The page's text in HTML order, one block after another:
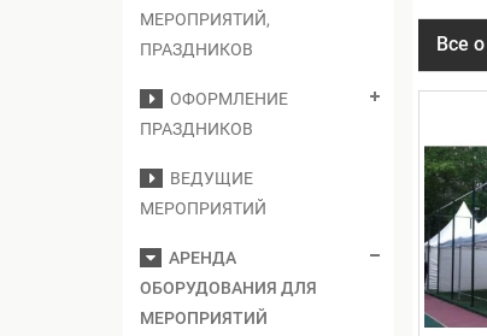
МЕРОПРИЯТИЙ,
ПРАЗДНИКОВ
ОФОРМЛЕНИЕ
ПРАЗДНИКОВ
ВЕДУЩИЕ
МЕРОПРИЯТИЙ
АРЕНДА
ОБОРУДОВАНИЯ ДЛЯ
МЕРОПРИЯТИЙ
Все о